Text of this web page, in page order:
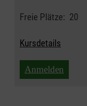
Freie Plätze: 20
Kursdetails
Anmelden